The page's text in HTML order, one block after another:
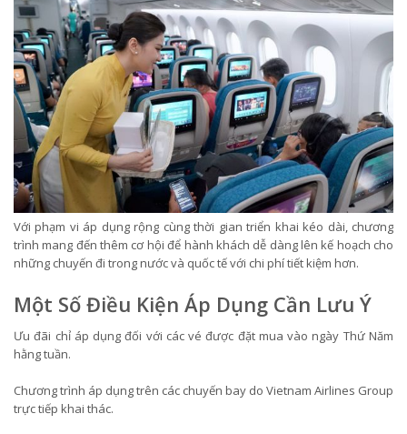
Với phạm vi áp dụng rộng cùng thời gian triển khai kéo dài, chương
trình mang đến thêm cơ hội để hành khách dễ dàng lên kế hoạch cho
những chuyến đi trong nước và quốc tế với chi phí tiết kiệm hơn.
Một Số Điều Kiện Áp Dụng Cần Lưu Ý
Ưu đãi chỉ áp dụng đối với các vé được đặt mua vào ngày Thứ Năm
hằng tuần.
Chương trình áp dụng trên các chuyến bay do Vietnam Airlines Group
trực tiếp khai thác.